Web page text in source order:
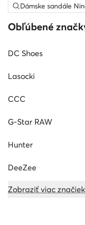
Dámske sandále
Obľúbené
DC Shoes
Lasocki
CCC
G-Star RAW
Hunter
DeeZee
Zobraziť viac značiek